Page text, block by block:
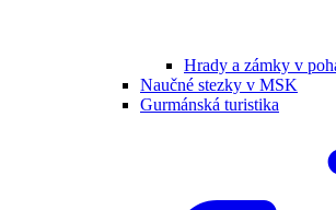
Hrady a zámky v
Naučné stezky v MSK
Gurmánská turistika